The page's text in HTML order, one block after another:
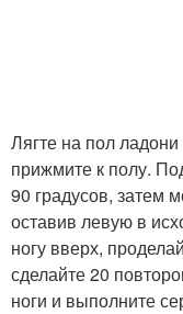
Лягте на пол
прижмите к полу.
90 градусов, затем
оставив левую в
ногу вверх,
сделайте 20
ноги и выполните